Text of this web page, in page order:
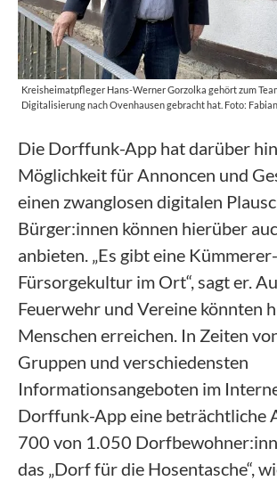
Kreisheimatpfleger Hans-Werner Gorzolka gehört zum
Digitalisierung nach Ovenhausen gebracht hat. Foto:
Die Dorffunk-App hat darüber
Möglichkeit für Annoncen und
einen zwanglosen digitalen
Bürger:innen können hierüber
anbieten. „Es gibt eine
Fürsorgekultur im Ort“, sagt er.
Feuerwehr und Vereine könnten
Menschen erreichen. In Zeiten
Gruppen und verschiedensten
Informationsangeboten im
Dorffunk-App eine beträchtliche
700 von 1.050
das „Dorf für die Hosentasche“,